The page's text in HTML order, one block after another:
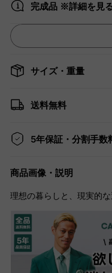
完成品 ※詳細を見
サイズ・重量
送料無料
5年保証・分割手数
商品画像・説明
理想の暮らしと、現実的